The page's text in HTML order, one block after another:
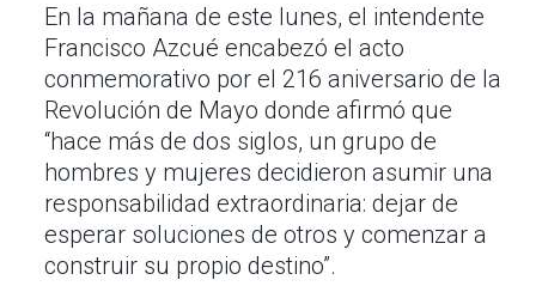
En la mañana de este lunes, el intendente
Francisco Azcué encabezó el acto
conmemorativo por el 216 aniversario de la
Revolución de Mayo donde afirmó que
“hace más de dos siglos, un grupo de
hombres y mujeres decidieron asumir una
responsabilidad extraordinaria: dejar de
esperar soluciones de otros y comenzar a
construir su propio destino”.